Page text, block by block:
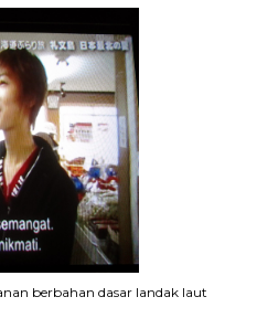
berbahan dasar landak laut